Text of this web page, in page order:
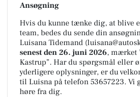
Ansøgning
Hvis du kunne tænke dig, at blive
team, bedes du sende din
Luisana Tidemand
senest den 26. juni 2026, mærket
Kastrup”. Har du spørgsmål eller
yderligere oplysninger, er du
til Luisna på telefon 53657223. Vi
høre fra dig.